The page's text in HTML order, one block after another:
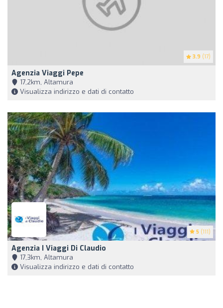
3.9 (17)
Agenzia Viaggi Pepe
17,2km, Altamura
Visualizza indirizzo e dati di contatto
5 (111)
Agenzia I Viaggi Di Claudio
17,3km, Altamura
Visualizza indirizzo e dati di contatto